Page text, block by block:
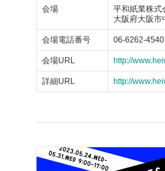
会場
平和紙業株式
大阪府大阪市
会場電話番号 06-6262-4540
会場URL http://
詳細URL http://